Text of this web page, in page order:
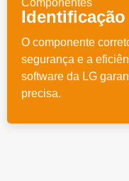
O componente
segurança e a
software da LG
precisa.